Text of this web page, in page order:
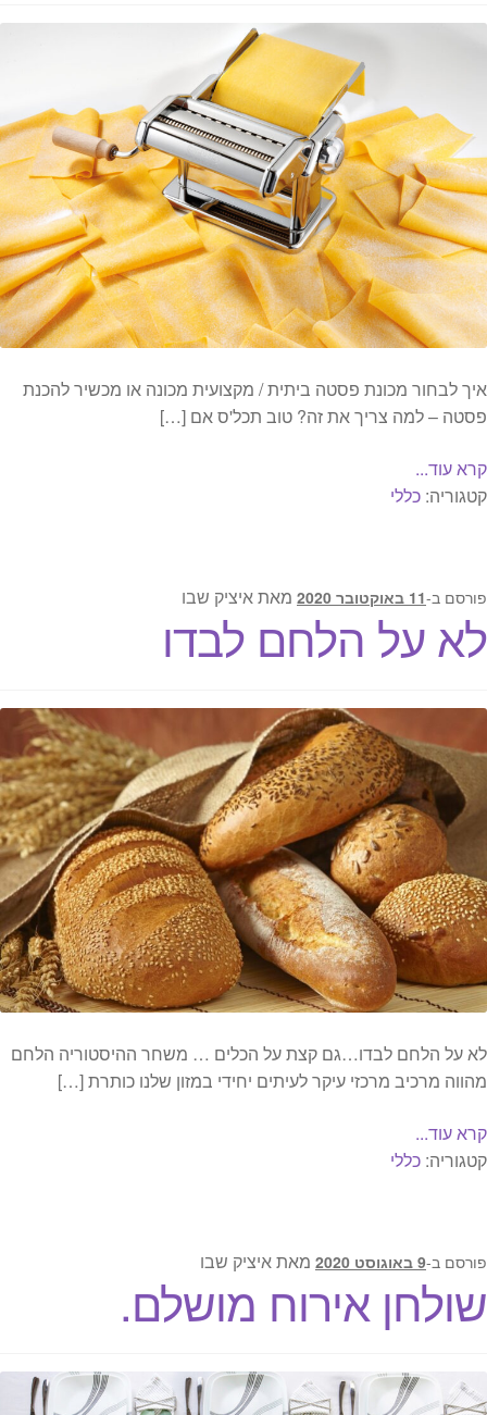
איך לבחור מכונת פסטה ביתית / מקצועית מכונה או מכשיר להכנת
פסטה – למה צריך את זה? טוב תכל'ס אם […]
קרא עוד...
קטגוריה: כללי
פורסם ב-11 באוקטובר 2020 מאתאיציק שבו
לא על הלחם לבדו
לא על הלחם לבדו…גם קצת על הכלים … משחר ההיסטוריה הלחם
מהווה מרכיב מרכזי עיקר לעיתים יחידי במזון שלנו כותרת […]
קרא עוד...
קטגוריה: כללי
פורסם ב-9 באוגוסט 2020 מאתאיציק שבו
שולחן אירוח מושלם.